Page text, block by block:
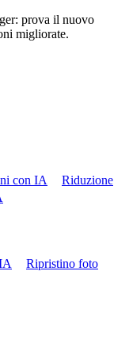
prova il nuovo
migliorate.
con IA
Riduzione
Ripristino foto